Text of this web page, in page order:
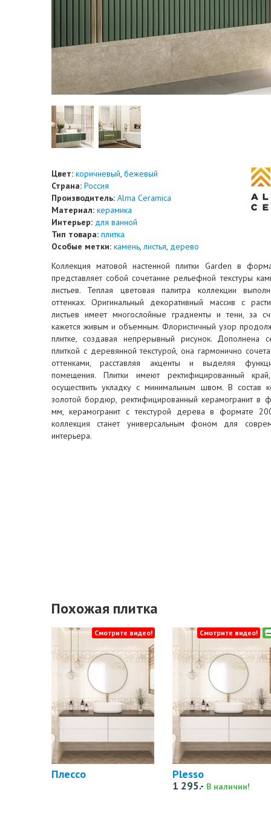
Цвет: коричневый, бежевый
Страна: Россия
Производитель: Alma Ceramica
Материал: керамика
Интерьер: для ванной
Тип товара: плитка
Особые метки: камень, листья, дерево
Коллекция матовой настенной плитки Garden в
представляет собой сочетание рельефной текстуры
листьев. Теплая цветовая палитра коллекции
оттенках. Оригинальный декоративный массив с
листьев имеет многослойные градиенты и тени, за
кажется живым и объемным. Флористичный узор
плитке, создавая непрерывный рисунок. Дополнена
плиткой с деревянной текстурой, она гармонично
оттенками, расставляя акценты и выделяя
помещения. Плитки имеют ректифицированный
осуществить укладку с минимальным швом. В состав
золотой бордюр, ректифицированный керамогранит в
мм, керамогранит с текстурой дерева в формате
коллекция станет универсальным фоном для
интерьера.
Похожая плитка
Плессо
Смотрите видео!
Plesso
1 295.- В наличии!
Смотрите видео!